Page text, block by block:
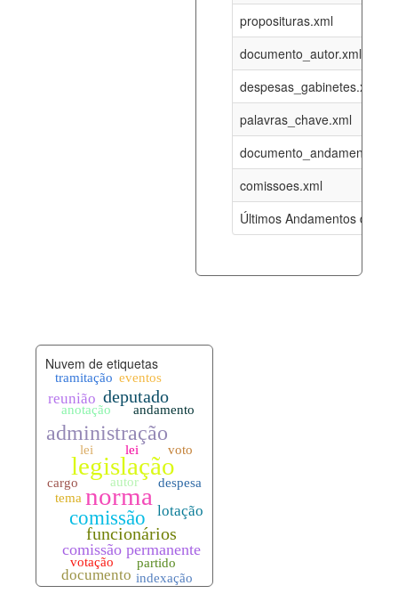
proposituras.xml
documento_autor.xml
despesas_gabinetes.xml
palavras_chave.xml
documento_andamento.xml
comissoes.xml
Últimos Andamentos de
funcionarios_lotacoes.xml
funcionarios_cargos.xml 12-05-
07-08-
documento_andamento.xml 07-08-
palavras_chave.xml 07-08-
legislacao_norma_anotacoes.xml
Nuvem de etiquetas